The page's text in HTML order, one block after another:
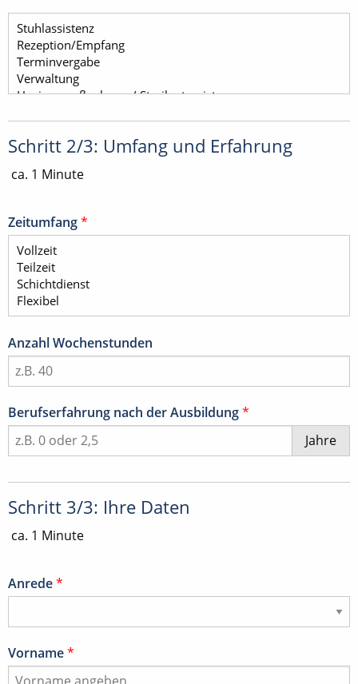
Schritt 2/3: Umfang und Erfahrung
ca. 1 Minute
Zeitumfang*
Anzahl Wochenstunden
Berufserfahrung nach der Ausbildung*
Jahre
Schritt 3/3: Ihre Daten
ca. 1 Minute
Anrede*
Vorname*